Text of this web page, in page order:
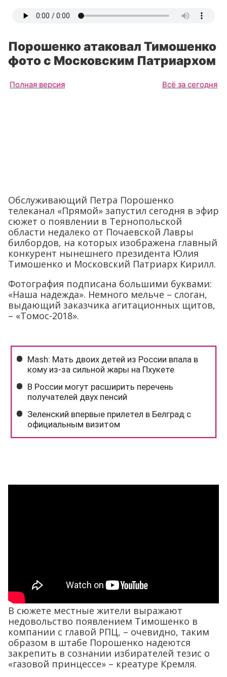
Порошенко атаковал Тимошенко
фото с Московским Патриархом
Полная версия Всё за сегодня
Обслуживающий Петра Порошенко
телеканал «Прямой» запустил сегодня в эфир
сюжет о появлении в Тернопольской
области недалеко от Почаевской Лавры
билбордов, на которых изображена главный
конкурент нынешнего президента Юлия
Тимошенко и Московский Патриарх Кирилл.
Фотография подписана большими буквами:
«Наша надежда». Немного мельче – слоган,
выдающий заказчика агитационных щитов,
– «Томос-2018».
В сюжете местные жители выражают
недовольство появлением Тимошенко в
компании с главой РПЦ, – очевидно, таким
образом в штабе Порошенко надеются
закрепить в сознании избирателей тезис о
«газовой принцессе» – креатуре Кремля.